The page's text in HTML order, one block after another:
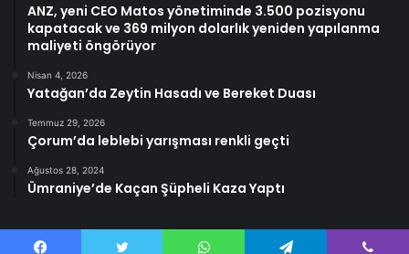
ANZ, yeni CEO Matos yönetiminde 3.500 pozisyonu
kapatacak ve 369 milyon dolarlık yeniden yapılanma
maliyeti öngörüyor
Nisan 4, 2026
Yatağan’da Zeytin Hasadı ve Bereket Duası
Temmuz 29, 2026
Çorum’da leblebi yarışması renkli geçti
Ağustos 28, 2024
Ümraniye’de Kaçan Şüpheli Kaza Yaptı